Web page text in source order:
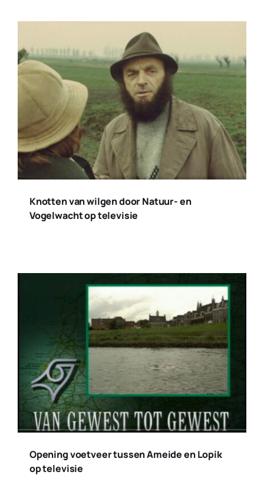
Knotten van wilgen door Natuur- en
Vogelwacht op televisie
Opening voetveer tussen Ameide en Lopik
op televisie